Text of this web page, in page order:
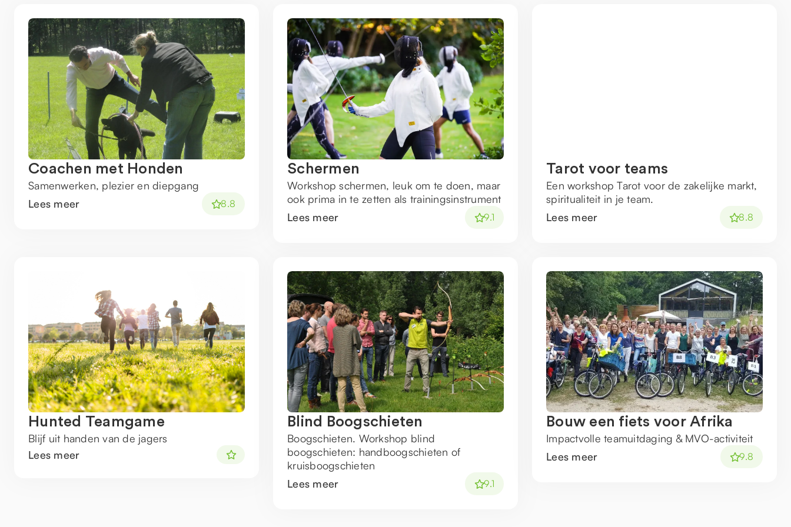
Coachen met Honden
Samenwerken, plezier en diepgang
Lees meer
8.8
Schermen
Workshop schermen, leuk om te doen, maar
ook prima in te zetten als trainingsinstrument
Lees meer
9.1
Tarot voor teams
Een workshop Tarot voor de zakelijke markt,
spiritualiteit in je team.
Lees meer
8.8
Hunted Teamgame
Blijf uit handen van de jagers
Lees meer
Blind Boogschieten
Boogschieten. Workshop blind
boogschieten: handboogschieten of
kruisboogschieten
Lees meer
9.1
Bouw een fiets voor Afrika
Impactvolle teamuitdaging & MVO-activiteit
Lees meer
9.8